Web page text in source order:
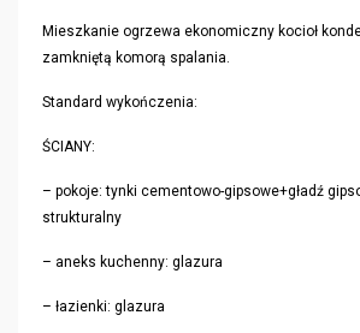
Mieszkanie ogrzewa ekonomiczny kocioł
zamkniętą komorą spalania.
Standard wykończenia:
ŚCIANY:
– pokoje: tynki cementowo-gipsowe+gładź
strukturalny
– aneks kuchenny: glazura
– łazienki: glazura